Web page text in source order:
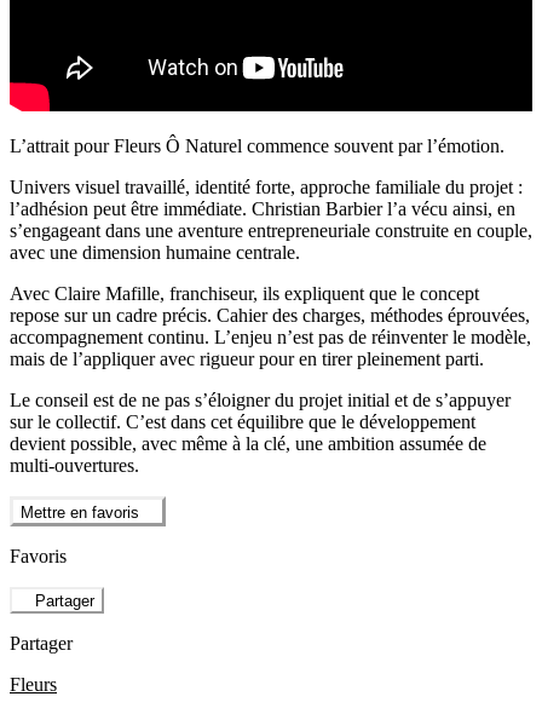
L’attrait pour Fleurs Ô Naturel commence souvent par l’émotion.
Univers visuel travaillé, identité forte, approche familiale du projet :
l’adhésion peut être immédiate. Christian Barbier l’a vécu ainsi, en
s’engageant dans une aventure entrepreneuriale construite en couple,
avec une dimension humaine centrale.
Avec Claire Mafille, franchiseur, ils expliquent que le concept
repose sur un cadre précis. Cahier des charges, méthodes éprouvées,
accompagnement continu. L’enjeu n’est pas de réinventer le modèle,
mais de l’appliquer avec rigueur pour en tirer pleinement parti.
Le conseil est de ne pas s’éloigner du projet initial et de s’appuyer
sur le collectif. C’est dans cet équilibre que le développement
devient possible, avec même à la clé, une ambition assumée de
multi-ouvertures.
Mettre en favoris
Favoris
Partager
Partager
Fleurs